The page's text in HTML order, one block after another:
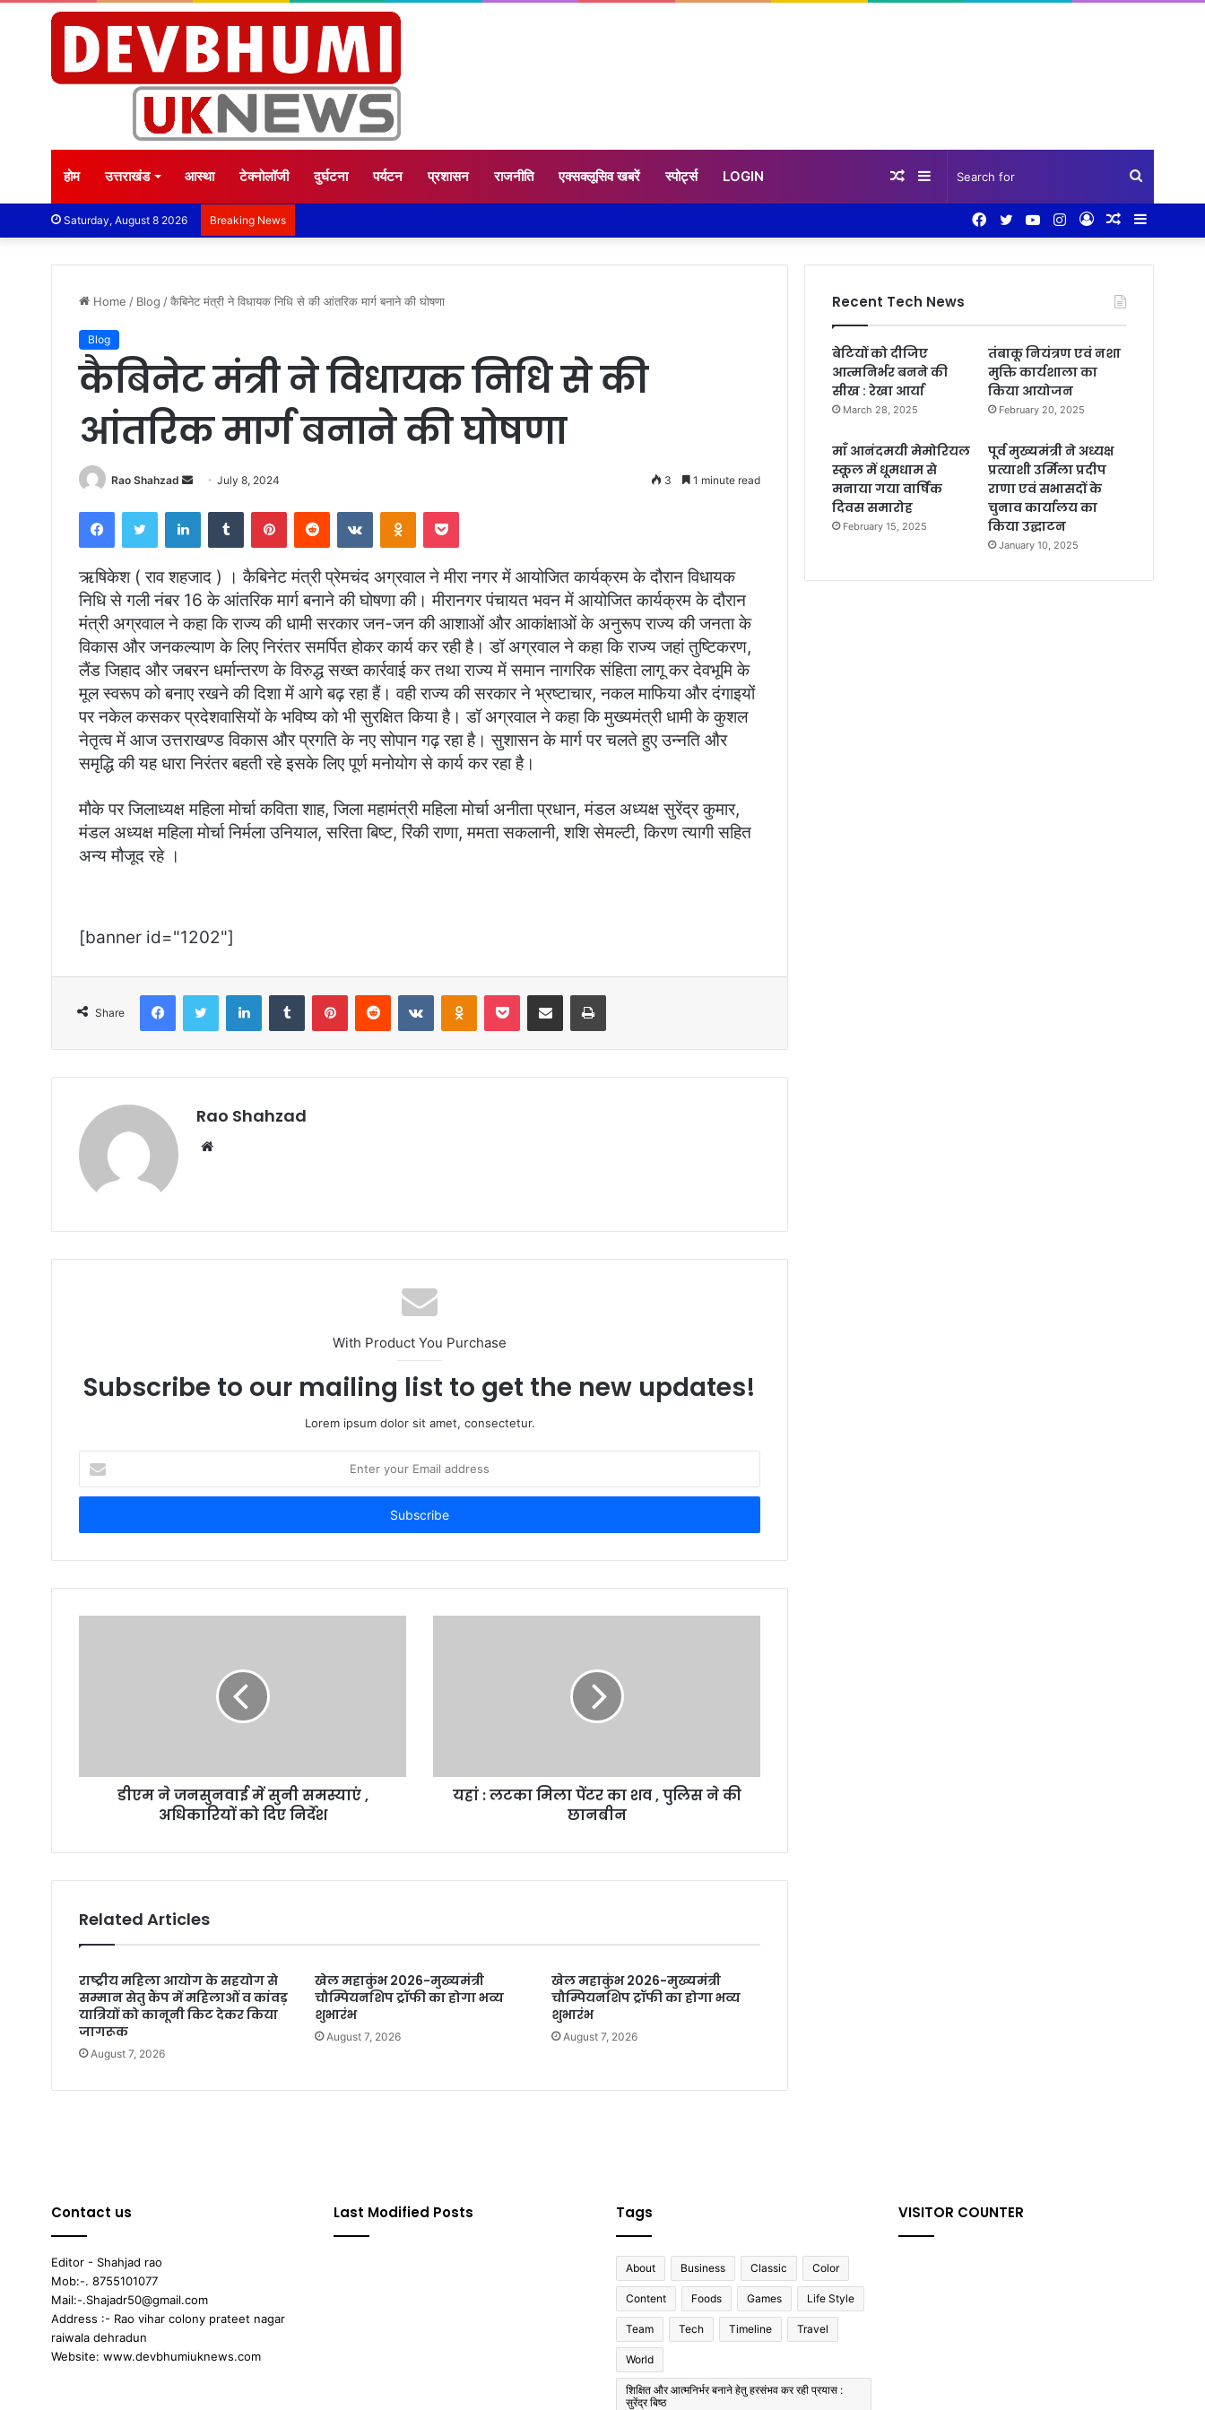
होम उत्तराखंड आस्था टेक्नोलॉजी दुर्घटना पर्यटन प्रशासन राजनीति एक्सक्लूसिव खबरें स्पोर्ट्स LOGIN Search
for
Sidebar
Random
Saturday, August 8 2026 Breaking News Sidebar
Random
Log
Instagram
YouTube
Twitter
Facebook
Home / Blog /कैबिनेट मंत्री ने विधायक निधि से की आंतरिक मार्ग बनाने की घोषणा
Blog
कैबिनेट मंत्री ने विधायक निधि से की
आंतरिक मार्ग बनाने की घोषणा
Rao Shahzad
SendJuly 8, 2024 3 1 minute read
FacebookTwitter LinkedInTumblr PinterestReddit VKontakteOdnoklassniki
Pocket
ऋषिकेश ( राव शहजाद ) । कैबिनेट मंत्री प्रेमचंद अग्रवाल ने मीरा नगर में आयोजित कार्यक्रम के दौरान विधायक
निधि से गली नंबर 16 के आंतरिक मार्ग बनाने की घोषणा की। मीरानगर पंचायत भवन में आयोजित कार्यक्रम के दौरान
मंत्री अग्रवाल ने कहा कि राज्य की धामी सरकार जन-जन की आशाओं और आकांक्षाओं के अनुरूप राज्य की जनता के
विकास और जनकल्याण के लिए निरंतर समर्पित होकर कार्य कर रही है। डॉ अग्रवाल ने कहा कि राज्य जहां तुष्टिकरण,
लैंड जिहाद और जबरन धर्मान्तरण के विरुद्ध सख्त कार्रवाई कर तथा राज्य में समान नागरिक संहिता लागू कर देवभूमि के
मूल स्वरूप को बनाए रखने की दिशा में आगे बढ़ रहा हैं। वही राज्य की सरकार ने भ्रष्टाचार, नकल माफिया और दंगाइयों
पर नकेल कसकर प्रदेशवासियों के भविष्य को भी सुरक्षित किया है। डॉ अग्रवाल ने कहा कि मुख्यमंत्री धामी के कुशल
नेतृत्व में आज उत्तराखण्ड विकास और प्रगति के नए सोपान गढ़ रहा है। सुशासन के मार्ग पर चलते हुए उन्नति और
समृद्धि की यह धारा निरंतर बहती रहे इसके लिए पूर्ण मनोयोग से कार्य कर रहा है।
मौके पर जिलाध्यक्ष महिला मोर्चा कविता शाह, जिला महामंत्री महिला मोर्चा अनीता प्रधान, मंडल अध्यक्ष सुरेंद्र कुमार,
मंडल अध्यक्ष महिला मोर्चा निर्मला उनियाल, सरिता बिष्ट, रिंकी राणा, ममता सकलानी, शशि सेमल्टी, किरण त्यागी सहित
अन्य मौजूद रहे ।
[banner id="1202"]
Share
FacebookTwitter LinkedInTumblr PinterestReddit VKontakteOdnoklassniki
Pocket Share via Email Print
Rao Shahzad
Website
With Product You Purchase
Subscribe to our mailing list to get the new updates!
Lorem ipsum dolor sit amet, consectetur.
your
Email
डीएम ने जनसुनवाई में सुनी समस्याएं ,
अधिकारियों को दिए निर्देश
यहां : लटका मिला पेंटर का शव , पुलिस ने की
छानबीन
Related Articles
राष्ट्रीय महिला आयोग के सहयोग से
सम्मान सेतु कैंप में महिलाओं व कांवड़
यात्रियों को कानूनी किट देकर किया
जागरूक
August 7, 2026
खेल महाकुंभ 2026-मुख्यमंत्री
चौम्पियनशिप ट्रॉफी का होगा भव्य
शुभारंभ
August 7, 2026
खेल महाकुंभ 2026-मुख्यमंत्री
चौम्पियनशिप ट्रॉफी का होगा भव्य
शुभारंभ
August 7, 2026
Recent Tech News
बेटियों को दीजिए
आत्मनिर्भर बनने की
सीख : रेखा आर्या
March 28, 2025
तंबाकू नियंत्रण एवं नशा
मुक्ति कार्यशाला का
किया आयोजन
February 20, 2025
माँ आनंदमयी मेमोरियल
स्कूल में धूमधाम से
मनाया गया वार्षिक
दिवस समारोह
February 15, 2025
पूर्व मुख्यमंत्री ने अध्यक्ष
प्रत्याशी उर्मिला प्रदीप
राणा एवं सभासदों के
चुनाव कार्यालय का
किया उद्घाटन
January 10, 2025
Contact us
Editor - Shahjad rao
Mob:-. 8755101077
Mail:-.Shajadr50@gmail.com
Address :- Rao vihar colony prateet nagar
raiwala dehradun
Website: www.devbhumiuknews.com
Last Modified Posts Tags
About Business Classic Color
Content Foods Games Life Style
Team Tech Timeline Travel
World
शिक्षित और आत्मनिर्भर बनाने हेतु हरसंभव कर रही प्रयास :
सुरेंद्र बिष्ठ
VISITOR COUNTER